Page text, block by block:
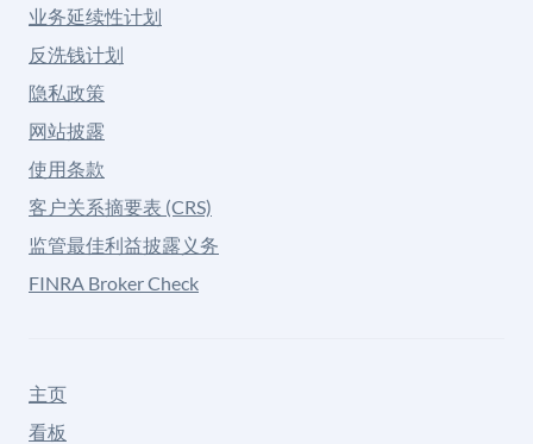
业务延续性计划
反洗钱计划
隐私政策
网站披露
使用条款
客户关系摘要表 (CRS)
监管最佳利益披露义务
FINRA Broker Check
主页
看板